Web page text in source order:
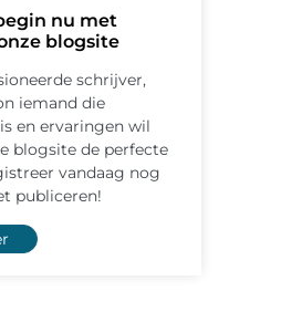
nu met
blogsite
schrijver,
iemand die
en ervaringen wil
blogsite de perfecte
vandaag nog
publiceren!